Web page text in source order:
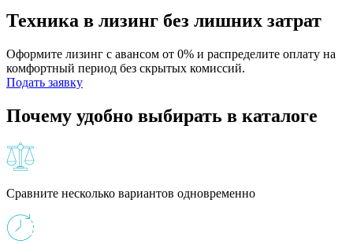
Техника в лизинг без лишних затрат
Оформите лизинг с авансом от 0% и распределите оплату на
комфортный период без скрытых комиссий.
Подать заявку
Почему удобно выбирать в каталоге
Сравните несколько вариантов одновременно